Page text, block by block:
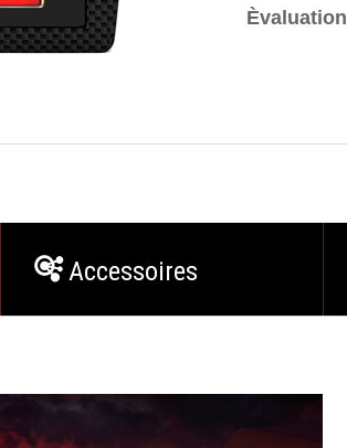
Èvaluation
Accessoires